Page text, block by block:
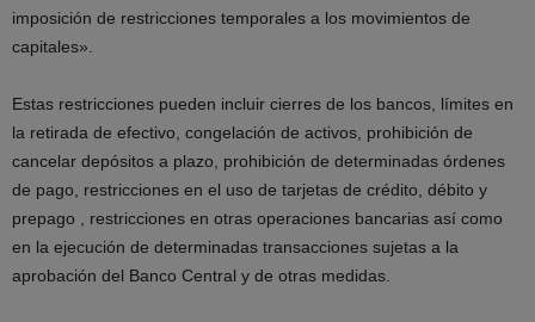
imposición de restricciones temporales a los movimientos de
capitales».
Estas restricciones pueden incluir cierres de los bancos, límites en
la retirada de efectivo, congelación de activos, prohibición de
cancelar depósitos a plazo, prohibición de determinadas órdenes
de pago, restricciones en el uso de tarjetas de crédito, débito y
prepago , restricciones en otras operaciones bancarias así como
en la ejecución de determinadas transacciones sujetas a la
aprobación del Banco Central y de otras medidas.